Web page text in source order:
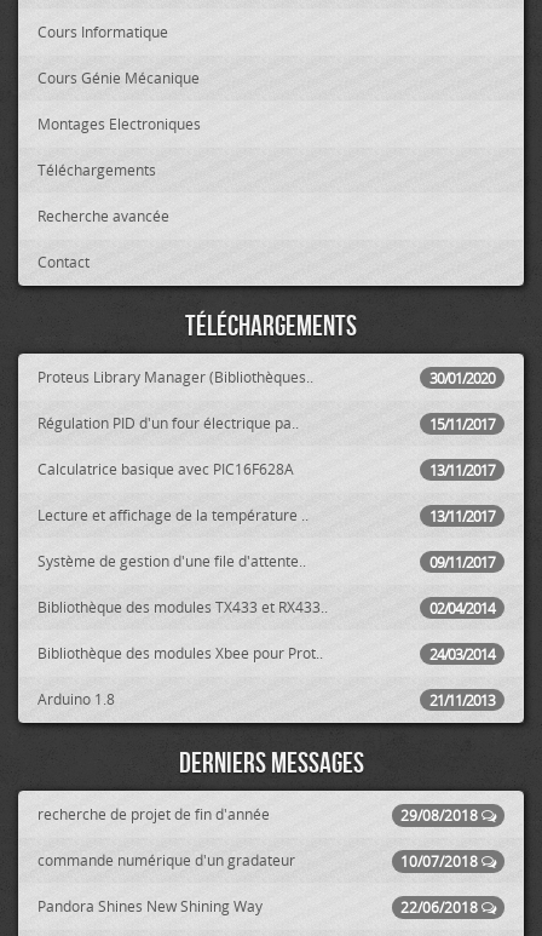
Cours Informatique
Cours Génie Mécanique
Montages Electroniques
Téléchargements
Recherche avancée
Contact
Téléchargements
30/01/2020
Proteus Library Manager (Bibliothèques..
15/11/2017
Régulation PID d'un four électrique pa..
13/11/2017
Calculatrice basique avec PIC16F628A
13/11/2017
Lecture et affichage de la température ..
09/11/2017
Système de gestion d'une file d'attente..
02/04/2014
Bibliothèque des modules TX433 et RX433..
24/03/2014
Bibliothèque des modules Xbee pour Prot..
21/11/2013
Arduino 1.8
Derniers messages
29/08/2018
recherche de projet de fin d'année
10/07/2018
commande numérique d'un gradateur
22/06/2018
Pandora Shines New Shining Way